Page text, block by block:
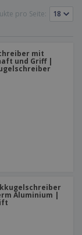
pro Seite:
mit
und Griff |
Aluminium |